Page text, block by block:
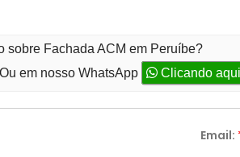
sobre Fachada ACM em Peruíbe?
Ou em nosso WhatsApp Clicando aqui
Email: